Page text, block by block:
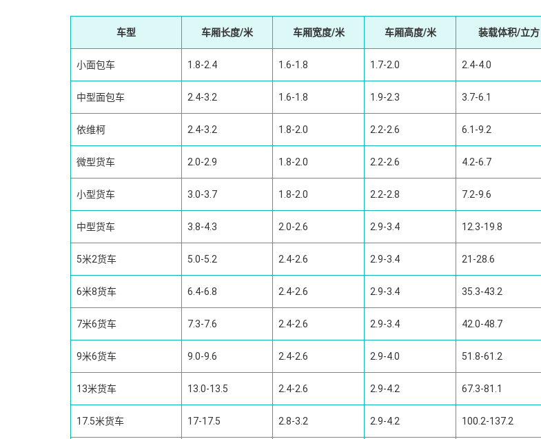
车型 车厢长度/米 车厢宽度/米 车厢高度/米 装载体积/立方
小面包车 1.8-2.4 1.6-1.8 1.7-2.0 2.4-4.0
中型面包车 2.4-3.2 1.6-1.8 1.9-2.3 3.7-6.1
依维柯 2.4-3.2 1.8-2.0 2.2-2.6 6.1-9.2
微型货车 2.0-2.9 1.8-2.0 2.2-2.6 4.2-6.7
小型货车 3.0-3.7 1.8-2.0 2.2-2.8 7.2-9.6
中型货车 3.8-4.3 2.0-2.6 2.9-3.4 12.3-19.8
5米2货车 5.0-5.2 2.4-2.6 2.9-3.4 21-28.6
6米8货车 6.4-6.8 2.4-2.6 2.9-3.4 35.3-43.2
7米6货车 7.3-7.6 2.4-2.6 2.9-3.4 42.0-48.7
9米6货车 9.0-9.6 2.4-2.6 2.9-4.0 51.8-61.2
13米货车 13.0-13.5 2.4-2.6 2.9-4.2 67.3-81.1
17.5米货车 17-17.5 2.8-3.2 2.9-4.2 100.2-137.2